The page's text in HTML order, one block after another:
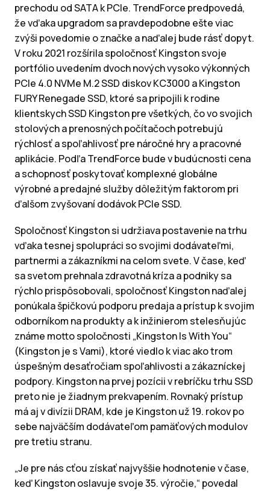
prechodu od SATA k PCIe. TrendForce predpovedá,
že vďaka upgradom sa pravdepodobne ešte viac
zvýši povedomie o značke a naďalej bude rásť dopyt.
V roku 2021 rozšírila spoločnosť Kingston svoje
portfólio uvedením dvoch nových vysoko výkonných
PCIe 4.0 NVMe M.2 SSD diskov KC3000 a Kingston
FURY Renegade SSD, ktoré sa pripojili k rodine
klientskych SSD Kingston pre všetkých, čo vo svojich
stolových a prenosných počítačoch potrebujú
rýchlosť a spoľahlivosť pre náročné hry a pracovné
aplikácie. Podľa TrendForce bude v budúcnosti cena
a schopnosť poskytovať komplexné globálne
výrobné a predajné služby dôležitým faktorom pri
ďalšom zvyšovaní dodávok PCIe SSD.
Spoločnosť Kingston si udržiava postavenie na trhu
vďaka tesnej spolupráci so svojimi dodávateľmi,
partnermi a zákazníkmi na celom svete. V čase, keď
sa svetom prehnala zdravotná kríza a podniky sa
rýchlo prispôsobovali, spoločnosť Kingston naďalej
ponúkala špičkovú podporu predaja a prístup k svojim
odborníkom na produkty a k inžinierom stelesňujúc
známe motto spoločnosti „Kingston Is With You“
(Kingston je s Vami), ktoré viedlo k viac ako trom
úspešným desaťročiam spoľahlivosti a zákazníckej
podpory. Kingston na prvej pozícii v rebríčku trhu SSD
preto nie je žiadnym prekvapením. Rovnaký prístup
má aj v divízii DRAM, kde je Kingston už 19. rokov po
sebe najväčším dodávateľom pamäťových modulov
pre tretiu stranu.
„Je pre nás cťou získať najvyššie hodnotenie v čase,
keď Kingston oslavuje svoje 35. výročie,“ povedal